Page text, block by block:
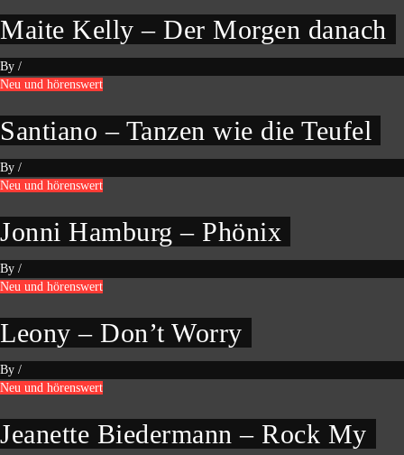
Maite Kelly – Der Morgen danach
By /
Neu und hörenswert
Santiano – Tanzen wie die Teufel
By /
Neu und hörenswert
Jonni Hamburg – Phönix
By /
Neu und hörenswert
Leony – Don’t Worry
By /
Neu und hörenswert
Jeanette Biedermann – Rock My